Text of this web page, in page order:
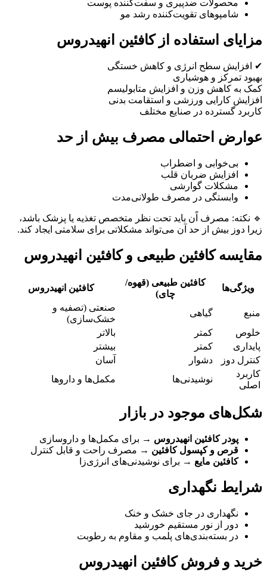
محصولات ضدپیری و سفت‌کننده پوست
شامپوهای تقویت‌کننده رشد مو
مزایای استفاده از کافئین انهیدروس
✔ افزایش سطح انرژی و کاهش خستگی
بهبود تمرکز و هوشیاری
کمک به کاهش وزن و افزایش متابولیسم
افزایش کارایی ورزشی و استقامت بدنی
کاربرد گسترده در صنایع مختلف
عوارض احتمالی مصرف بیش از حد
بی‌خوابی و اضطراب
افزایش ضربان قلب
مشکلات گوارشی
وابستگی در مصرف طولانی‌مدت
🔹 نکته: مصرف اًن باید تحت نظر متخصص تغذیه یا پزشک باشد،
زیرا دوز بیش از حد آن می‌تواند مشکلاتی برای سلامتی ایجاد کند.
مقایسه کافئین طبیعی و کافئین انهیدروس
ویژگی‌ها
کافئین طبیعی (قهوه/
چای)
کافئین انهیدروس
منبع گیاهی
صنعتی (تصفیه و
خشک‌سازی)
خلوص
کمتر
بالاتر
پایداری
کمتر
بیشتر
کنترل دوز
دشوار
آسان
کاربرد
اصلی
نوشیدنی‌ها مکمل‌ها و داروها
شکل‌های موجود در بازار
پودر کافئین انهیدروس → برای مکمل‌ها و داروسازی
قرص و کپسول کافئین → مصرف راحت و قابل کنترل
کافئین مایع → برای نوشیدنی‌های انرژی‌زا
شرایط نگهداری
نگهداری در جای خشک و خنک
دور از نور مستقیم خورشید
در بسته‌بندی‌های پلمب و مقاوم به رطوبت
خرید و فروش کافئین انهیدروس